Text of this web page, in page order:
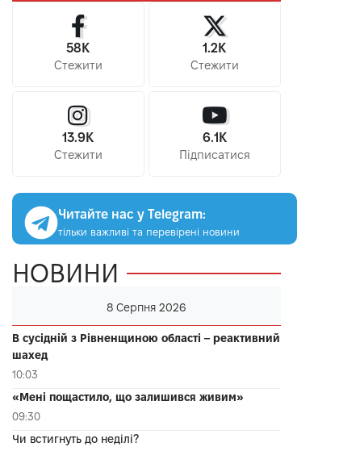
58K
Стежити
1.2K
Стежити
13.9K
Стежити
6.1K
Підписатися
Читайте нас у Telegram:
тільки важливі та перевірені новини
НОВИНИ
8 Серпня 2026
В сусідній з Рівненщиною області – реактивний
шахед
10:03
«Мені пощастило, що залишився живим»
09:30
Чи встигнуть до неділі?